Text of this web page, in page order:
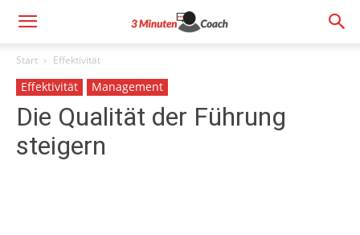
Start Effektivität
Effektivität Management
Die Qualität der Führung
steigern